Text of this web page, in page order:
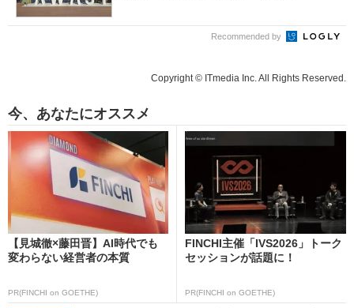
Recommended by
Copyright © ITmedia Inc. All Rights Reserved.
今、あなたにオススメ
【見城徹×藤田晋】AI時代でも
変わらない経営者の本質
PR(FINCHI on GOETHE)
FINCHI主催「IVS2026」トーク
セッションが話題に！
PR(FINCHI on GOETHE)